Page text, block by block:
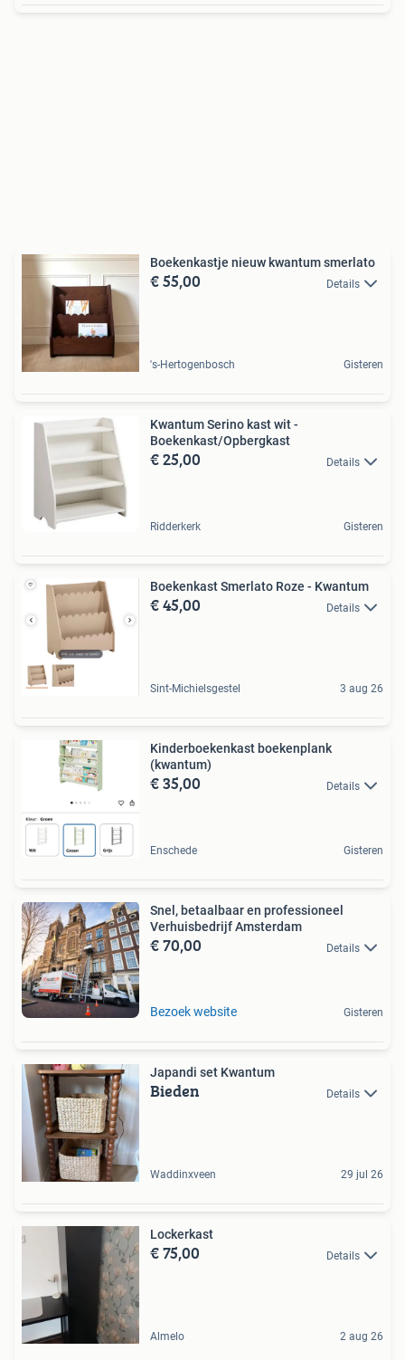
Boekenkastje nieuw kwantum smerlato
€ 55,00 Details
's-Hertogenbosch Gisteren
Kwantum Serino kast wit -
Boekenkast/Opbergkast
€ 25,00 Details
Ridderkerk Gisteren
Boekenkast Smerlato Roze - Kwantum
€ 45,00 Details
Sint-Michielsgestel 3 aug 26
Kinderboekenkast boekenplank
(kwantum)
€ 35,00 Details
Enschede Gisteren
Snel, betaalbaar en professioneel
Verhuisbedrijf Amsterdam
€ 70,00 Details
Bezoek website Gisteren
Japandi set Kwantum
Bieden Details
Waddinxveen 29 jul 26
Lockerkast
€ 75,00 Details
Almelo 2 aug 26